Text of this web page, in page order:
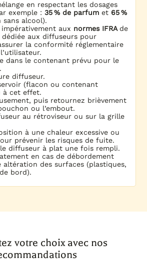
en respectant les dosages
exemple :35 % de parfum et 65 %
sans alcool).
aux normes IFRAde
dédiée aux diffuseurs pour
la conformité réglementaire
dans le contenant prévu pour le
diffuseur.
(flacon ou contenant
à cet effet.
puis retournez brièvement
ou l’embout.
au rétroviseur ou sur la grille
à une chaleur excessive ou
prévenir les risques de fuite.
diffuseur à plat une fois rempli.
en cas de débordement
des surfaces (plastiques,
bord).
votre choix avec nos